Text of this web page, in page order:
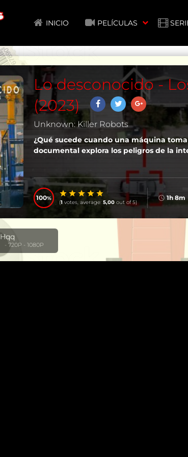
INICIO PELÍCULAS
Lo desconocido -
(2023)
Unknown: Killer Robots
¿Qué sucede cuando una máquina
documental explora los peligros de la
100
(1 votes, average: 5,00 out of 5)
1h 8m
Hqq
‎ ‎ ‎ - 720P - 1080P